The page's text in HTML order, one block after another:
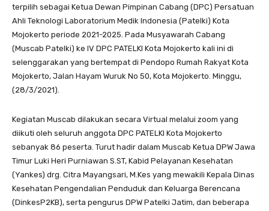
terpilih sebagai Ketua Dewan Pimpinan Cabang (DPC) Persatuan
Ahli Teknologi Laboratorium Medik Indonesia (Patelki) Kota
Mojokerto periode 2021-2025. Pada Musyawarah Cabang
(Muscab Patelki) ke IV DPC PATELKI Kota Mojokerto kali ini di
selenggarakan yang bertempat di Pendopo Rumah Rakyat Kota
Mojokerto, Jalan Hayam Wuruk No 50, Kota Mojokerto. Minggu,
(28/3/2021).
Kegiatan Muscab dilakukan secara Virtual melalui zoom yang
diikuti oleh seluruh anggota DPC PATELKI Kota Mojokerto
sebanyak 86 peserta. Turut hadir dalam Muscab Ketua DPW Jawa
Timur Luki Heri Purniawan S.ST, Kabid Pelayanan Kesehatan
(Yankes) drg. Citra Mayangsari, M.Kes yang mewakili Kepala Dinas
Kesehatan Pengendalian Penduduk dan Keluarga Berencana
(DinkesP2KB), serta pengurus DPW Patelki Jatim, dan beberapa